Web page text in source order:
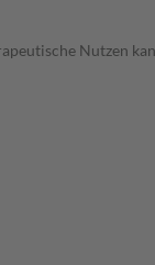
Nutzen